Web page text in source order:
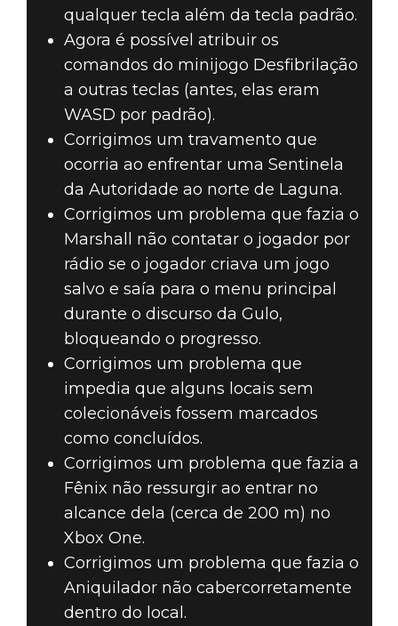
qualquer tecla além da tecla padrão.
Agora é possível atribuir os
comandos do minijogo Desfibrilação
a outras teclas (antes, elas eram
WASD por padrão).
Corrigimos um travamento que
ocorria ao enfrentar uma Sentinela
da Autoridade ao norte de Laguna.
Corrigimos um problema que fazia o
Marshall não contatar o jogador por
rádio se o jogador criava um jogo
salvo e saía para o menu principal
durante o discurso da Gulo,
bloqueando o progresso.
Corrigimos um problema que
impedia que alguns locais sem
colecionáveis fossem marcados
como concluídos.
Corrigimos um problema que fazia a
Fênix não ressurgir ao entrar no
alcance dela (cerca de 200 m) no
Xbox One.
Corrigimos um problema que fazia o
Aniquilador não cabercorretamente
dentro do local.